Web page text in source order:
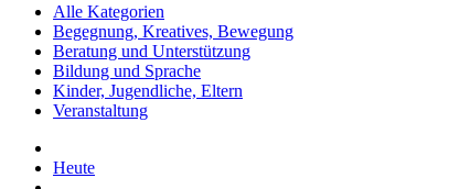
Alle Kategorien
Begegnung, Kreatives, Bewegung
Beratung und Unterstützung
Bildung und Sprache
Kinder, Jugendliche, Eltern
Veranstaltung
Heute